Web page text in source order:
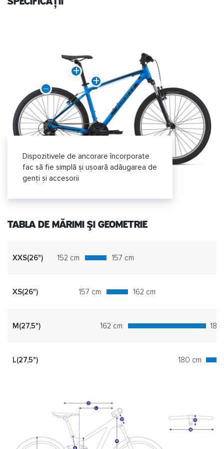
Dispozitivele de ancorare încorporate
fac să fie simplă și ușoară adăugarea de
genți și accesorii
TABLA DE MĂRIMI ȘI GEOMETRIE
XXS(26") 152 cm 157 cm
XS(26") 157 cm 162 cm
M(27,5") 162 cm 180
L(27,5") 180 cm